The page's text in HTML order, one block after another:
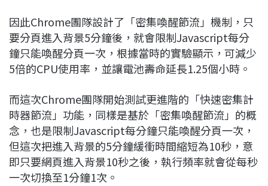
因此Chrome團隊設計了「密集喚醒節流」機制，只
要分頁進入背景5分鐘後，就會限制Javascript每分
鐘只能喚醒分頁一次，根據當時的實驗顯示，可減少
5倍的CPU使用率，並讓電池壽命延長1.25個小時。
而這次Chrome團隊開始測試更進階的「快速密集計
時器節流」功能，同樣是基於「密集喚醒節流」的概
念，也是限制Javascript每分鐘只能喚醒分頁一次，
但這次把進入背景的5分鐘緩衝時間縮短為10秒，意
即只要網頁進入背景10秒之後，執行頻率就會從每秒
一次切換至1分鐘1次。